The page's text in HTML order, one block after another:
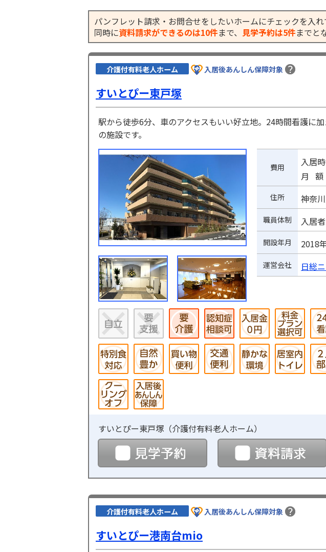
パンフレット請求・お問合せをしたいホームにチェックを入れ
同時に資料請求ができるのは10件まで、 見学予約は5件までと
介護付有料老人ホーム 入居後あんしん保障対象
すいとぴー東戸塚
駅から徒歩6分、車のアクセスもいい好立地。24時間看護に
の施設です。
費用 入居時
月 額
住所 神奈
職員体制 入居
開設年月 2018
運営会社 日総
すいとぴー東戸塚（介護付有料老人ホーム）
見学予約
介護付有料老人ホーム 入居後あんしん保障対象
すいとぴー港南台mio